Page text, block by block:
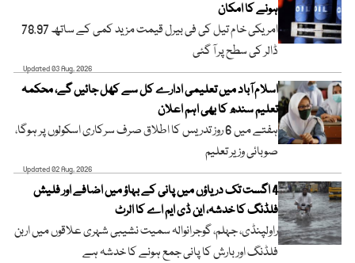
ہونے کا امکان
امریکی خام تیل کی فی بیرل قیمت مزید کمی کے ساتھ 78.97
ڈالر کی سطح پر آ گئی
Updated 03 Aug, 2026
اسلام آباد میں تعلیمی ادارے کل سے کھل جائیں گے، محکمہ
تعلیم سندھ کا بھی اہم اعلان
ہفتے میں 6 روز تدریس کا اطلاق صرف سرکاری اسکولوں پر ہوگا،
صوبائی وزیر تعلیم
Updated 02 Aug, 2026
4 اگست تک دریاؤں میں پانی کے بہاؤ میں اضافے اور فلیش
فلڈنگ کا خدشہ، این ڈی ایم اے کا الرٹ
راولپنڈی، جہلم، گوجرانوالہ سمیت نشیبی شہری علاقوں میں اربن
فلڈنگ اور بارش کا پانی جمع ہونے کا خدشہ ہے